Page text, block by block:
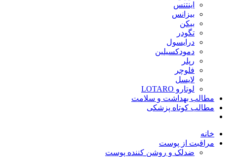
اینتنس
بیزانس
بیکن
تگودر
درایسول
دمودکسیلین
رپلر
فلوچر
لایسل
لوتارو LOTARO
مطالب بهداشت و سلامت
مطالب کوتاه پزشکی
خانه
مراقبت از پوست
ضدلک و روشن کننده پوست